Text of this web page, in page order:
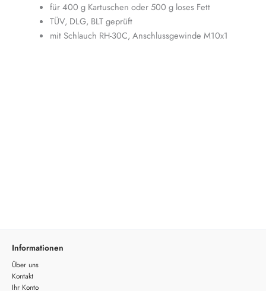
für 400 g Kartuschen oder 500 g loses Fett
TÜV, DLG, BLT geprüft
mit Schlauch RH-30C, Anschlussgewinde M10x1
Informationen
Über uns
Kontakt
Ihr Konto